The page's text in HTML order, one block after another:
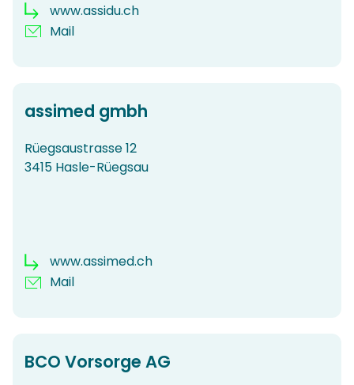
www.assidu.ch
Mail
assimed gmbh
Rüegsaustrasse 12
3415 Hasle-Rüegsau
www.assimed.ch
Mail
BCO Vorsorge AG